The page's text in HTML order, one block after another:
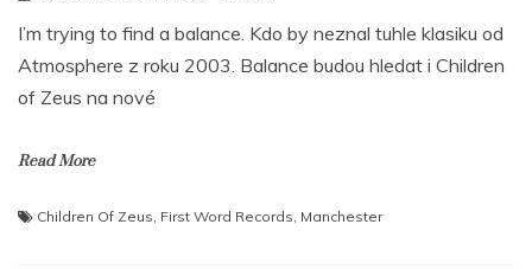
I’m trying to find a balance. Kdo by neznal tuhle klasiku od
Atmosphere z roku 2003. Balance budou hledat i Children
of Zeus na nové
Read More
Children Of Zeus First Word Records Manchester